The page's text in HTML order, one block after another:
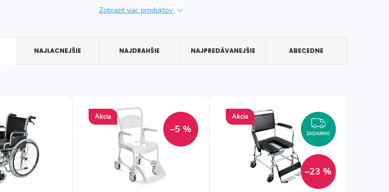
Zobraziť viac produktov
NAJLACNEJŠIE NAJDRAHŠIE NAJPREDÁVANEJŠIE ABECEDNE
Akcia
–5 %
Akcia
ZADARMO
ZADARMO
–23 %